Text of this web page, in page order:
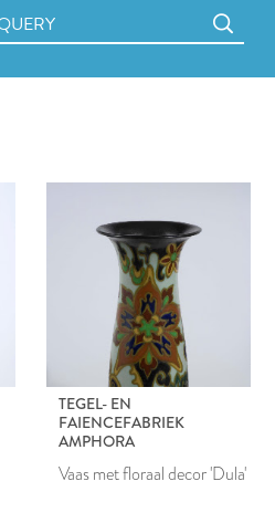
TEGEL- EN
FAIENCEFABRIEK
AMPHORA
Vaas met floraal decor 'Dula'